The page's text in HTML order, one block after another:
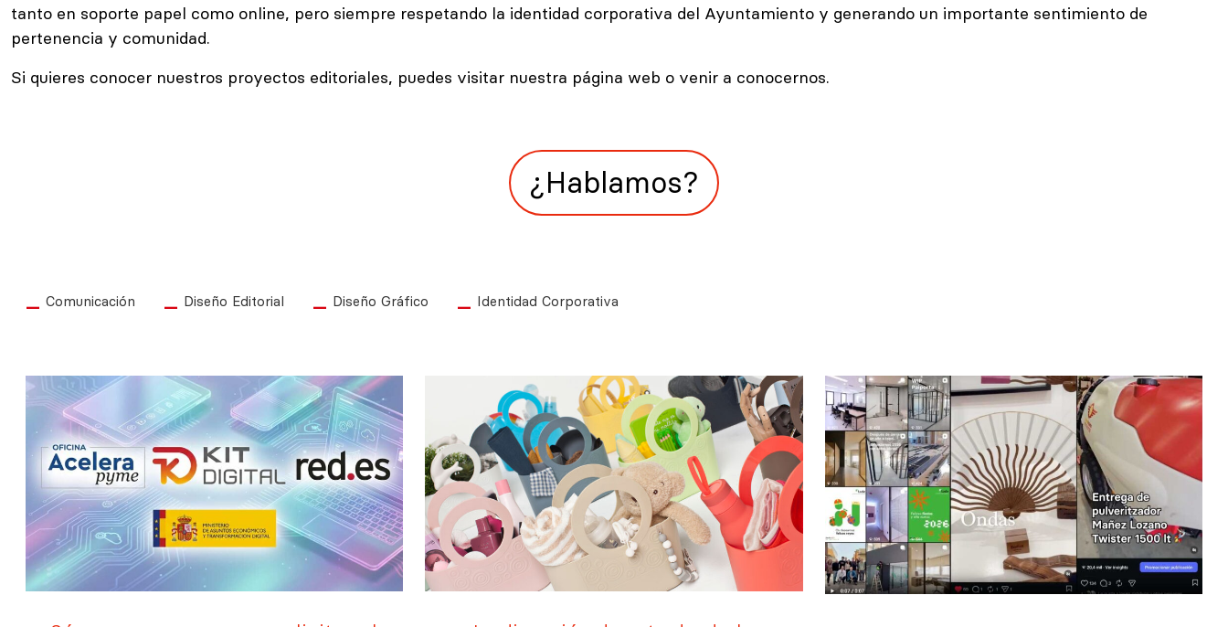
tanto en soporte papel como online, pero siempre respetando la identidad corporativa del Ayuntamiento y generando un importante sentimiento de
pertenencia y comunidad.
Si quieres conocer nuestros proyectos editoriales, puedes visitar nuestra página web o venir a conocernos.
¿Hablamos?
Comunicación Diseño Editorial Diseño Gráfico Identidad Corporativa